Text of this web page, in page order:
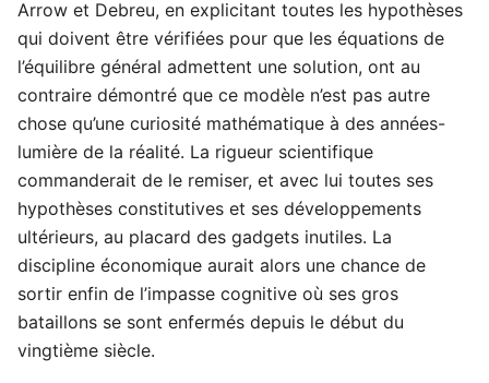
Arrow et Debreu, en explicitant toutes les hypothèses
qui doivent être vérifiées pour que les équations de
l’équilibre général admettent une solution, ont au
contraire démontré que ce modèle n’est pas autre
chose qu’une curiosité mathématique à des années-
lumière de la réalité. La rigueur scientifique
commanderait de le remiser, et avec lui toutes ses
hypothèses constitutives et ses développements
ultérieurs, au placard des gadgets inutiles. La
discipline économique aurait alors une chance de
sortir enfin de l’impasse cognitive où ses gros
bataillons se sont enfermés depuis le début du
vingtième siècle.